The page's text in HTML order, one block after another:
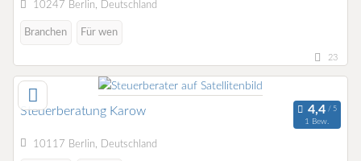
10247 Berlin, Deutschland
Branchen Für wen
23
Steuerberatung Karow
1 Bew.
10117 Berlin, Deutschland